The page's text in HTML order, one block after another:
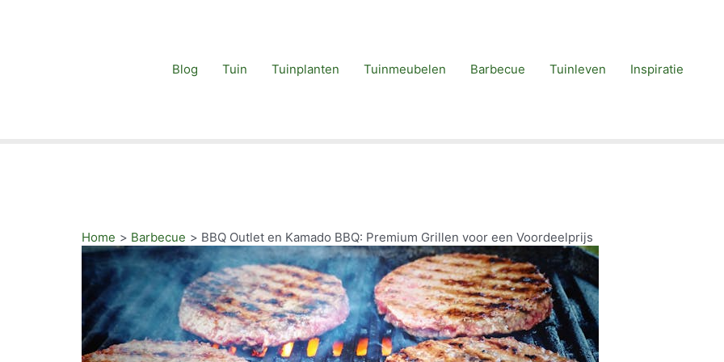
Blog
Tuin Tuinplanten Tuinmeubelen Barbecue Tuinleven Inspiratie
Home Barbecue BBQ Outlet en Kamado BBQ: Premium Grillen voor een Voordeelprijs